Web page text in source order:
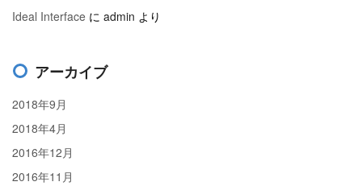
Ideal Interface に admin より
アーカイブ
2018年9月
2018年4月
2016年12月
2016年11月